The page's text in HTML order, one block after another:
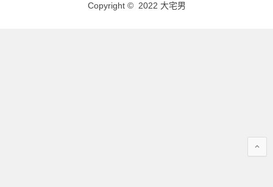
Copyright © 2022 大宅男